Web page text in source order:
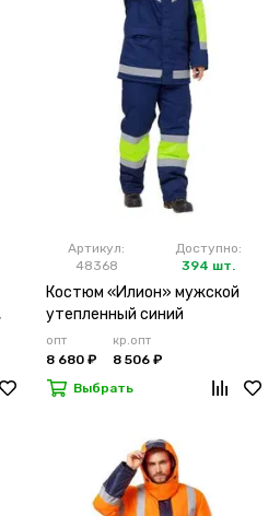
Артикул:
48368
Доступно:
394 шт.
Костюм «Илион» мужской
утепленный синий
опт
8 680 ₽
кр.опт
8 506 ₽
Выбрать